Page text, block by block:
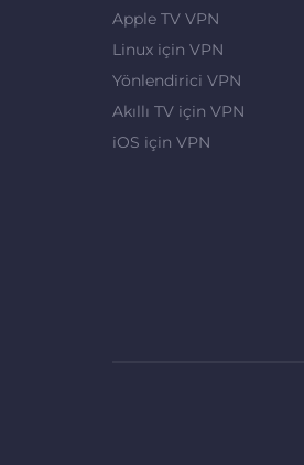
Apple TV VPN
Linux için VPN
Yönlendirici VPN
Akıllı TV için VPN
iOS için VPN